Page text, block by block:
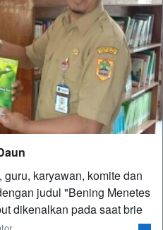
karyawan, komite dan
judul "Bening Menetes
dikenalkan pada saat brie